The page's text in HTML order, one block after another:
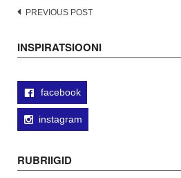
Post
PREVIOUS POST
INSPIRATSIOONI
facebook
instagram
RUBRIIGID